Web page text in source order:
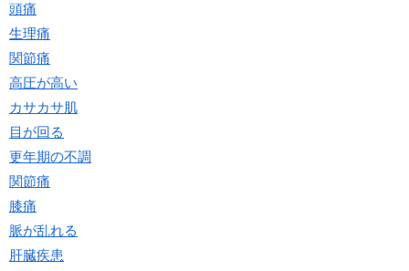
頭痛
生理痛
関節痛
高圧が高い
カサカサ肌
目が回る
更年期の不調
関節痛
膝痛
脈が乱れる
肝臓疾患